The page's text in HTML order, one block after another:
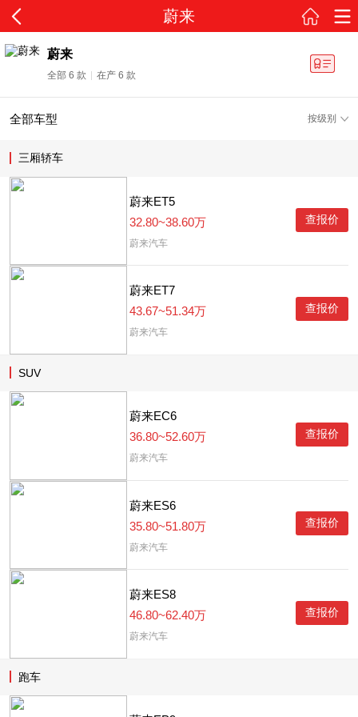
蔚来
蔚来
全部 6 款 在产 6 款
全部车型 按级别
三厢轿车
蔚来ET5
32.80~38.60万
蔚来汽车
查报价
蔚来ET7
43.67~51.34万
蔚来汽车
查报价
SUV
蔚来EC6
36.80~52.60万
蔚来汽车
查报价
蔚来ES6
35.80~51.80万
蔚来汽车
查报价
蔚来ES8
46.80~62.40万
蔚来汽车
查报价
跑车